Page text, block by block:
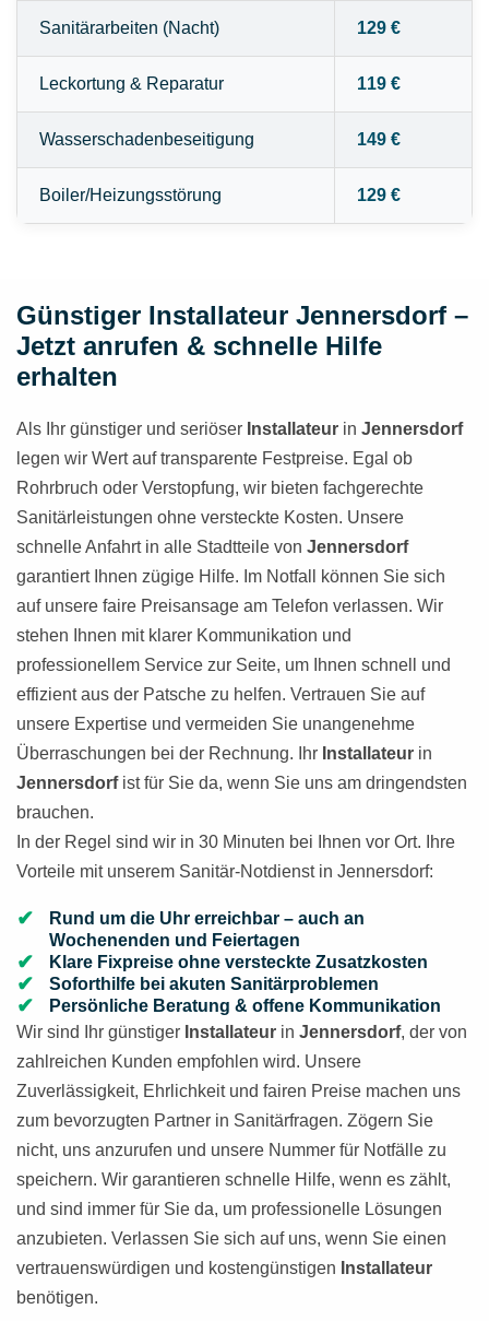
Sanitärarbeiten (Nacht) 129 €
Leckortung & Reparatur 119 €
Wasserschadenbeseitigung 149 €
Boiler/Heizungsstörung 129 €
Günstiger Installateur Jennersdorf –
Jetzt anrufen & schnelle Hilfe
erhalten
Als Ihr günstiger und seriöser Installateur in Jennersdorf
legen wir Wert auf transparente Festpreise. Egal ob
Rohrbruch oder Verstopfung, wir bieten fachgerechte
Sanitärleistungen ohne versteckte Kosten. Unsere
schnelle Anfahrt in alle Stadtteile von Jennersdorf
garantiert Ihnen zügige Hilfe. Im Notfall können Sie sich
auf unsere faire Preisansage am Telefon verlassen. Wir
stehen Ihnen mit klarer Kommunikation und
professionellem Service zur Seite, um Ihnen schnell und
effizient aus der Patsche zu helfen. Vertrauen Sie auf
unsere Expertise und vermeiden Sie unangenehme
Überraschungen bei der Rechnung. Ihr Installateur in
Jennersdorfist für Sie da, wenn Sie uns am dringendsten
brauchen.
In der Regel sind wir in 30 Minuten bei Ihnen vor Ort. Ihre
Vorteile mit unserem Sanitär-Notdienst in Jennersdorf:
Rund um die Uhr erreichbar – auch an
Wochenenden und Feiertagen
Klare Fixpreise ohne versteckte Zusatzkosten
Soforthilfe bei akuten Sanitärproblemen
Persönliche Beratung & offene Kommunikation
Wir sind Ihr günstiger Installateur in Jennersdorf, der von
zahlreichen Kunden empfohlen wird. Unsere
Zuverlässigkeit, Ehrlichkeit und fairen Preise machen uns
zum bevorzugten Partner in Sanitärfragen. Zögern Sie
nicht, uns anzurufen und unsere Nummer für Notfälle zu
speichern. Wir garantieren schnelle Hilfe, wenn es zählt,
und sind immer für Sie da, um professionelle Lösungen
anzubieten. Verlassen Sie sich auf uns, wenn Sie einen
vertrauenswürdigen und kostengünstigen Installateur
benötigen.